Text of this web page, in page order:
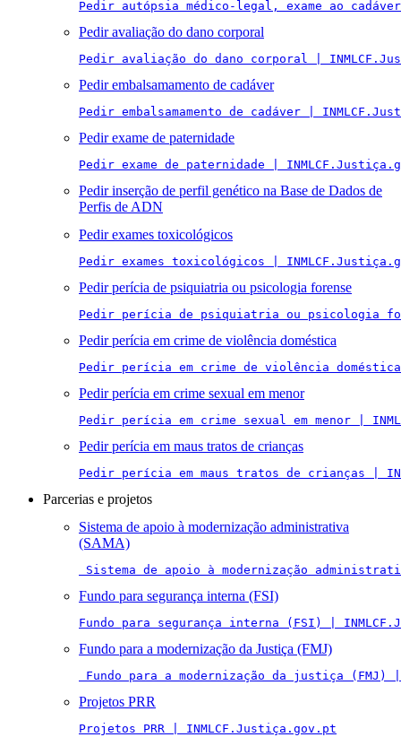
Pedir autópsia médico-legal, exame ao
Pedir avaliação do dano corporal
Pedir avaliação do dano corporal |
Pedir embalsamamento de cadáver
Pedir embalsamamento de cadáver |
Pedir exame de paternidade
Pedir exame de paternidade |
Pedir inserção de perfil genético na Base de Dados de
Perfis de ADN
Pedir exames toxicológicos
Pedir exames toxicológicos |
Pedir perícia de psiquiatria ou psicologia forense
Pedir perícia de psiquiatria ou psicologia
Pedir perícia em crime de violência doméstica
Pedir perícia em crime de violência
Pedir perícia em crime sexual em menor
Pedir perícia em crime sexual em menor |
Pedir perícia em maus tratos de crianças
Pedir perícia em maus tratos de crianças |
Parcerias e projetos
Sistema de apoio à modernização administrativa
(SAMA)
Sistema de apoio à modernização
Fundo para segurança interna (FSI)
Fundo para segurança interna (FSI) |
Fundo para a modernização da Justiça (FMJ)
Fundo para a modernização da justiça (FMJ)
Projetos PRR
Projetos PRR | INMLCF.Justiça.gov.pt